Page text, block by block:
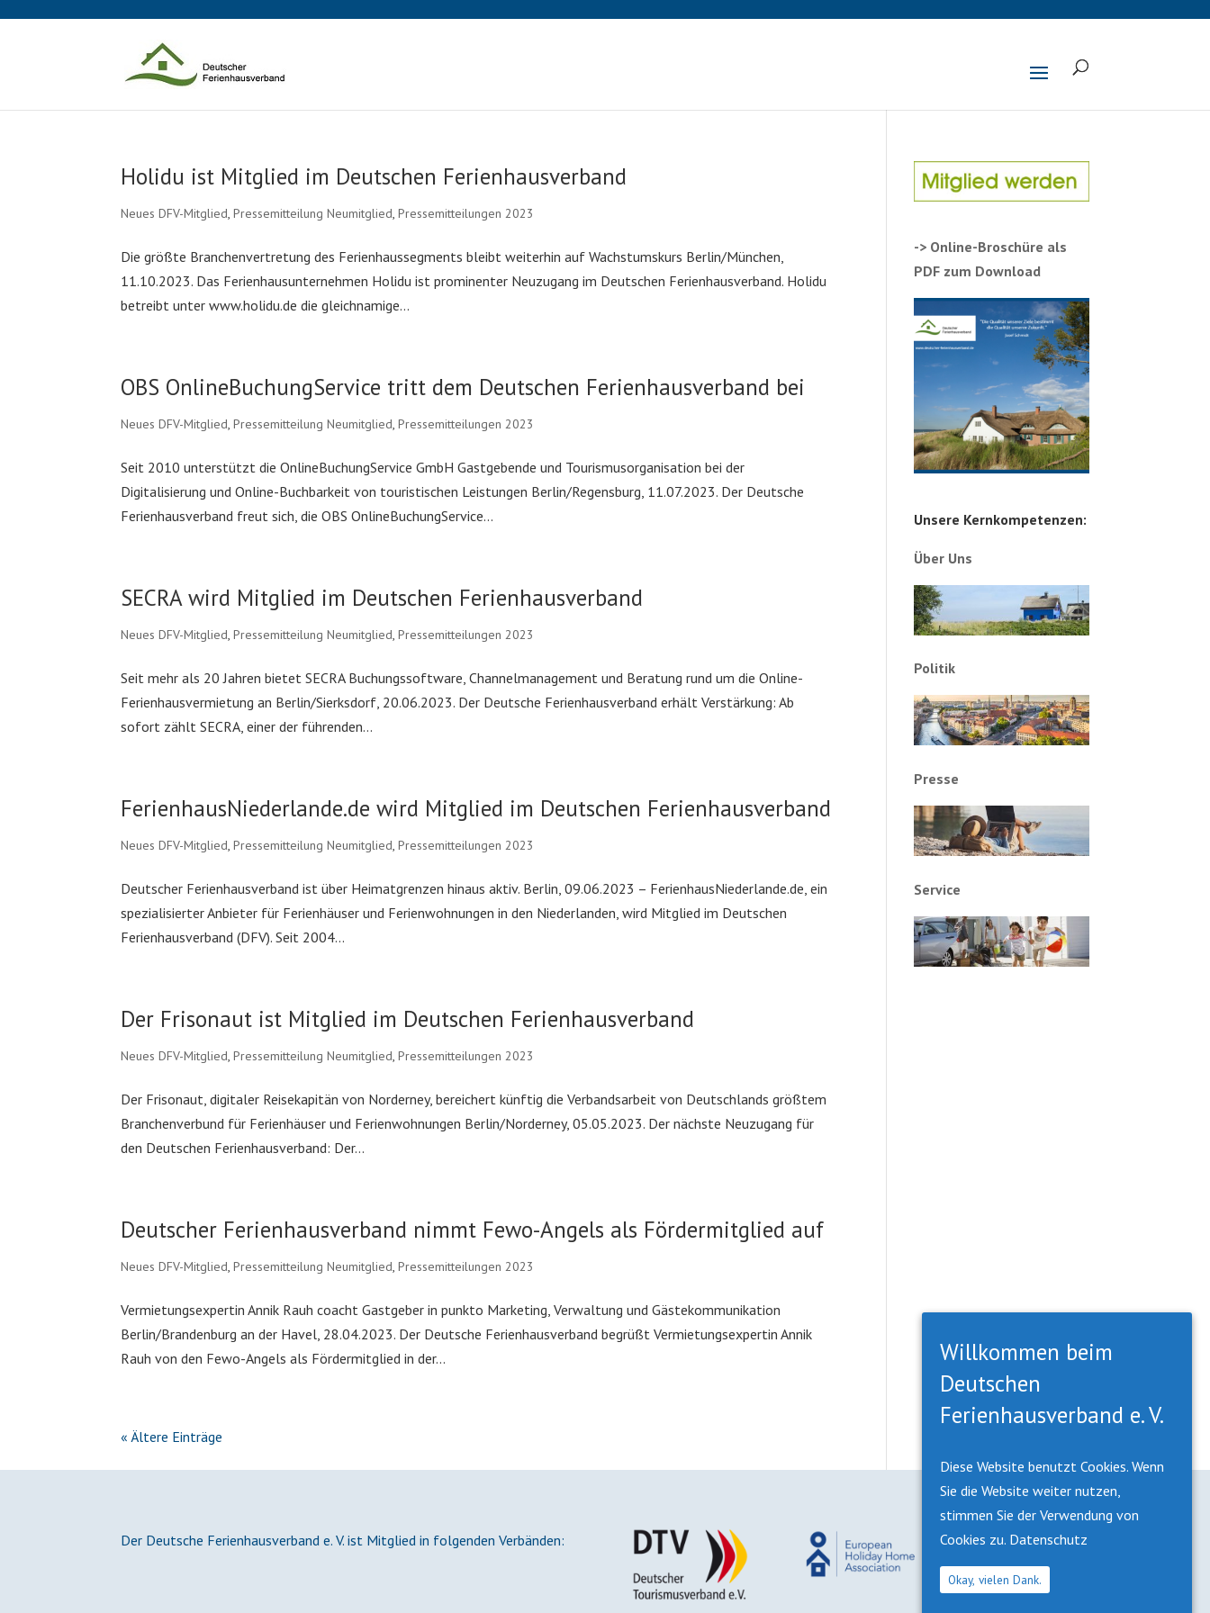
Holidu ist Mitglied im Deutschen Ferienhausverband
Neues DFV-Mitglied,Pressemitteilung Neumitglied,Pressemitteilungen 2023
Die größte Branchenvertretung des Ferienhaussegments bleibt weiterhin auf Wachstumskurs Berlin/München,
11.10.2023. Das Ferienhausunternehmen Holidu ist prominenter Neuzugang im Deutschen Ferienhausverband. Holidu
betreibt unter www.holidu.de die gleichnamige...
OBS OnlineBuchungService tritt dem Deutschen Ferienhausverband bei
Neues DFV-Mitglied,Pressemitteilung Neumitglied,Pressemitteilungen 2023
Seit 2010 unterstützt die OnlineBuchungService GmbH Gastgebende und Tourismusorganisation bei der
Digitalisierung und Online-Buchbarkeit von touristischen Leistungen Berlin/Regensburg, 11.07.2023. Der Deutsche
Ferienhausverband freut sich, die OBS OnlineBuchungService...
SECRA wird Mitglied im Deutschen Ferienhausverband
Neues DFV-Mitglied,Pressemitteilung Neumitglied,Pressemitteilungen 2023
Seit mehr als 20 Jahren bietet SECRA Buchungssoftware, Channelmanagement und Beratung rund um die Online-
Ferienhausvermietung an Berlin/Sierksdorf, 20.06.2023. Der Deutsche Ferienhausverband erhält Verstärkung: Ab
sofort zählt SECRA, einer der führenden...
FerienhausNiederlande.de wird Mitglied im Deutschen Ferienhausverband
Neues DFV-Mitglied,Pressemitteilung Neumitglied,Pressemitteilungen 2023
Deutscher Ferienhausverband ist über Heimatgrenzen hinaus aktiv. Berlin, 09.06.2023 – FerienhausNiederlande.de, ein
spezialisierter Anbieter für Ferienhäuser und Ferienwohnungen in den Niederlanden, wird Mitglied im Deutschen
Ferienhausverband (DFV). Seit 2004...
Der Frisonaut ist Mitglied im Deutschen Ferienhausverband
Neues DFV-Mitglied,Pressemitteilung Neumitglied,Pressemitteilungen 2023
Der Frisonaut, digitaler Reisekapitän von Norderney, bereichert künftig die Verbandsarbeit von Deutschlands größtem
Branchenverbund für Ferienhäuser und Ferienwohnungen Berlin/Norderney, 05.05.2023. Der nächste Neuzugang für
den Deutschen Ferienhausverband: Der...
Deutscher Ferienhausverband nimmt Fewo-Angels als Fördermitglied auf
Neues DFV-Mitglied,Pressemitteilung Neumitglied,Pressemitteilungen 2023
Vermietungsexpertin Annik Rauh coacht Gastgeber in punkto Marketing, Verwaltung und Gästekommunikation
Berlin/Brandenburg an der Havel, 28.04.2023. Der Deutsche Ferienhausverband begrüßt Vermietungsexpertin Annik
Rauh von den Fewo-Angels als Fördermitglied in der...
« Ältere Einträge
-> Online-Broschüre als
PDF zum Download
Unsere Kernkompetenzen:
Über Uns
Politik
Presse
Service
Der Deutsche Ferienhausverband e. V. ist Mitglied in folgenden Verbänden:
Willkommen beim
Deutschen
Ferienhausverband e. V.
Diese Website benutzt Cookies. Wenn
Sie die Website weiter nutzen,
stimmen Sie der Verwendung von
Cookies zu. Datenschutz
Okay, vielen Dank.